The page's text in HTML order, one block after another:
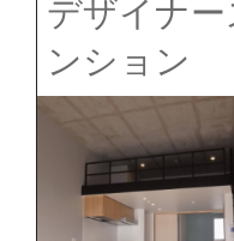
デザイナー
ンション